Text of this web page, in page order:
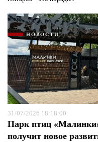
НОВОСТИ
31/07/2026 18:18:00
Парк птиц
получит новое